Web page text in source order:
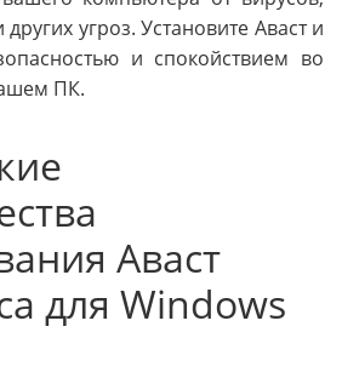
угроз. Установите Аваст и
и спокойствием во
ПК.
Аваст
для Windows